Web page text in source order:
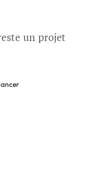
un projet